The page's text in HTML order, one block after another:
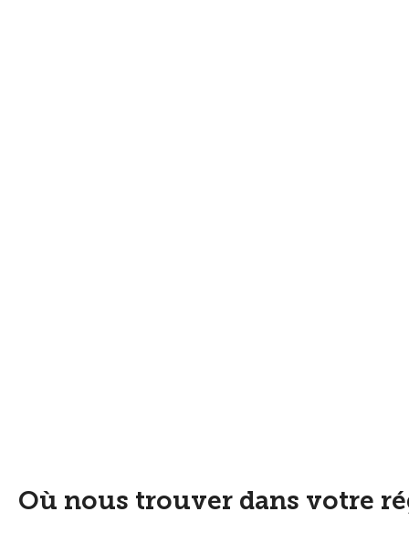
Où nous trouver dans votre